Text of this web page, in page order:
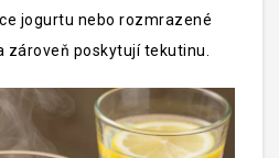
jogurtu nebo rozmrazené
zároveň poskytují tekutinu.